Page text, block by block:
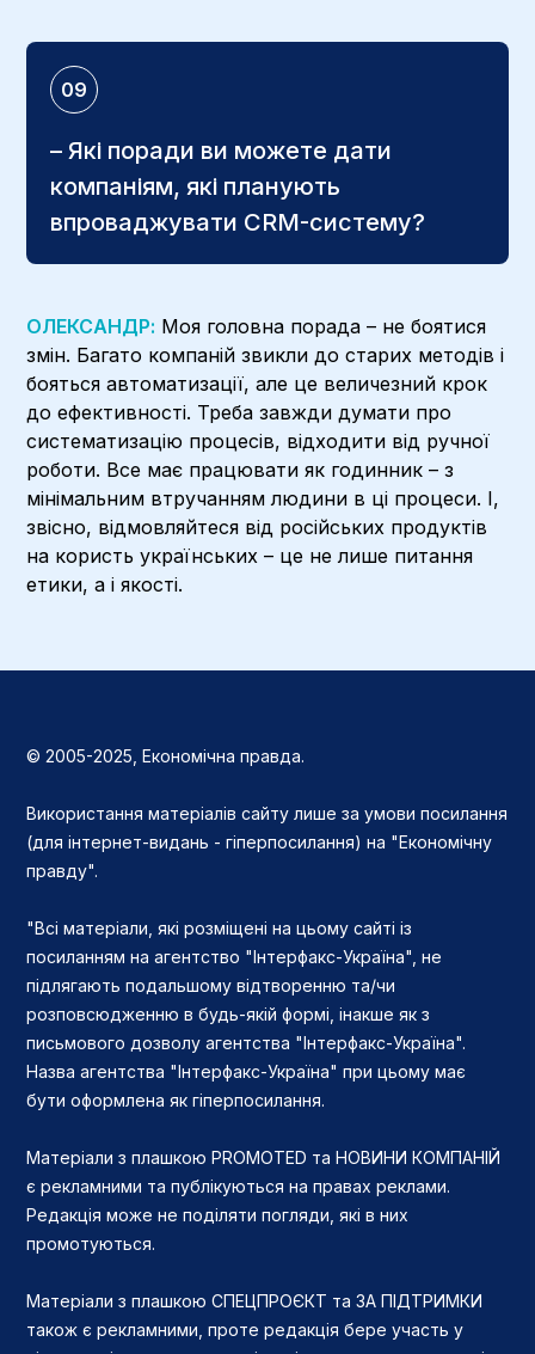
09
– Які поради ви можете дати
компаніям, які планують
впроваджувати CRM-систему?
ОЛЕКСАНДР: Моя головна порада – не боятися
змін. Багато компаній звикли до старих методів і
бояться автоматизації, але це величезний крок
до ефективності. Треба завжди думати про
систематизацію процесів, відходити від ручної
роботи. Все має працювати як годинник – з
мінімальним втручанням людини в ці процеси. І,
звісно, відмовляйтеся від російських продуктів
на користь українських – це не лише питання
етики, а і якості.
© 2005-2025, Економічна правда.
Використання матеріалів сайту лише за умови посилання
(для інтернет-видань - гіперпосилання) на "Економічну
правду".
"Всі матеріали, які розміщені на цьому сайті із
посиланням на агентство "Інтерфакс-Україна", не
підлягають подальшому відтворенню та/чи
розповсюдженню в будь-якій формі, інакше як з
письмового дозволу агентства "Інтерфакс-Україна".
Назва агентства "Інтерфакс-Україна" при цьому має
бути оформлена як гіперпосилання.
Матеріали з плашкою PROMOTED та НОВИНИ КОМПАНІЙ
є рекламними та публікуються на правах реклами.
Редакція може не поділяти погляди, які в них
промотуються.
Матеріали з плашкою СПЕЦПРОЄКТ та ЗА ПІДТРИМКИ
також є рекламними, проте редакція бере участь у